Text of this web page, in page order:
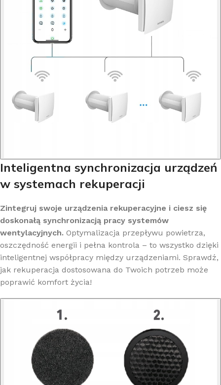
Inteligentna synchronizacja urządzeń
w systemach rekuperacji
Zintegruj swoje urządzenia rekuperacyjne i ciesz się
doskonałą synchronizacją pracy systemów
wentylacyjnych. Optymalizacja przepływu powietrza,
oszczędność energii i pełna kontrola – to wszystko dzięki
inteligentnej współpracy między urządzeniami. Sprawdź,
jak rekuperacja dostosowana do Twoich potrzeb może
poprawić komfort życia!